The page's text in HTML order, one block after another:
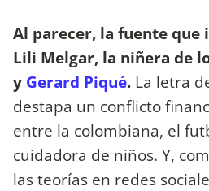
Al parecer, la fuente que
Lili Melgar, la niñera de
y Gerard Piqué. La letra
destapa un conflicto
entre la colombiana, el
cuidadora de niños. Y,
las teorías en redes